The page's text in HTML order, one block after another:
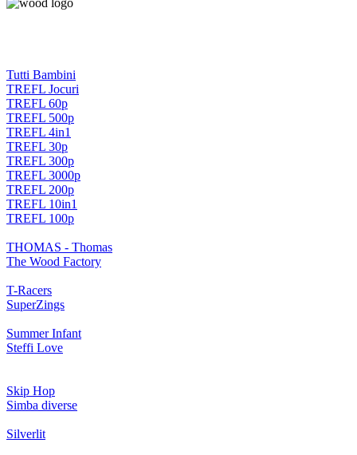
Tutti Bambini
TREFL Jocuri
TREFL 60p
TREFL 500p
TREFL 4in1
TREFL 30p
TREFL 300p
TREFL 3000p
TREFL 200p
TREFL 10in1
TREFL 100p
THOMAS - Thomas
The Wood Factory
T-Racers
SuperZings
Summer Infant
Steffi Love
Skip Hop
Simba diverse
Silverlit